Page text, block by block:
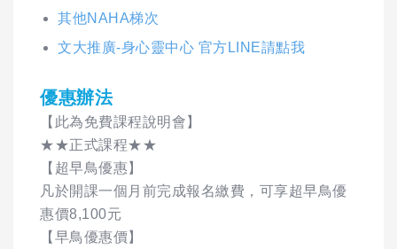
其他NAHA梯次
文大推廣-身心靈中心 官方LINE請點我
優惠辦法
【此為免費課程說明會】
★★正式課程★★
【超早鳥優惠】
凡於開課一個月前完成報名繳費，可享超早鳥優
惠價8,100元
【早鳥優惠價】